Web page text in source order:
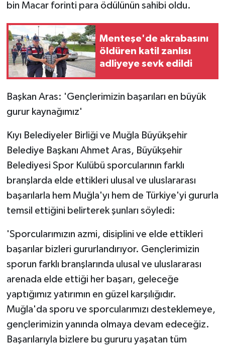
bin Macar forinti para ödülünün sahibi oldu.
Menteşe'de akrabasını
öldüren katil zanlısı
adliyeye sevk edildi
Başkan Aras: 'Gençlerimizin başarıları en büyük
gurur kaynağımız'
Kıyı Belediyeler Birliği ve Muğla Büyükşehir
Belediye Başkanı Ahmet Aras, Büyükşehir
Belediyesi Spor Kulübü sporcularının farklı
branşlarda elde ettikleri ulusal ve uluslararası
başarılarla hem Muğla'yı hem de Türkiye'yi gururla
temsil ettiğini belirterek şunları söyledi:
'Sporcularımızın azmi, disiplini ve elde ettikleri
başarılar bizleri gururlandırıyor. Gençlerimizin
sporun farklı branşlarında ulusal ve uluslararası
arenada elde ettiği her başarı, geleceğe
yaptığımız yatırımın en güzel karşılığıdır.
Muğla'da sporu ve sporcularımızı desteklemeye,
gençlerimizin yanında olmaya devam edeceğiz.
Başarılarıyla bizlere bu gururu yaşatan tüm